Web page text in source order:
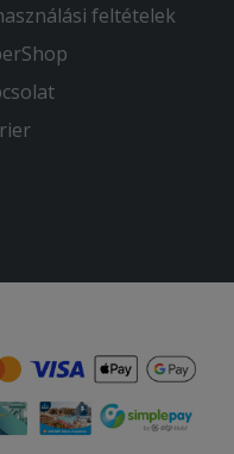
szállító,
hiányzott a
feltételek